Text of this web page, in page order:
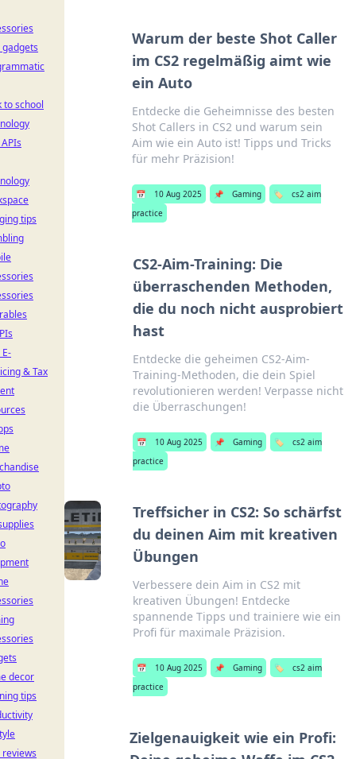
Warum der beste Shot Caller
im CS2 regelmäßig aimt wie
ein Auto
Entdecke die Geheimnisse des besten
Shot Callers in CS2 und warum sein
Aim wie ein Auto ist! Tipps und Tricks
für mehr Präzision!
📅 10 Aug 2025 📌 Gaming 🏷️
cs2 aim
practice
CS2-Aim-Training: Die
überraschenden Methoden,
die du noch nicht ausprobiert
hast
Entdecke die geheimen CS2-Aim-
Training-Methoden, die dein Spiel
revolutionieren werden! Verpasse nicht
die Überraschungen!
📅 10 Aug 2025 📌 Gaming 🏷️
cs2 aim
practice
Treffsicher in CS2: So schärfst
du deinen Aim mit kreativen
Übungen
Verbessere dein Aim in CS2 mit
kreativen Übungen! Entdecke
spannende Tipps und trainiere wie ein
Profi für maximale Präzision.
📅 10 Aug 2025 📌 Gaming 🏷️
cs2 aim
practice
Zielgenauigkeit wie ein Profi:
to school
tips
& Tax
decor
tips